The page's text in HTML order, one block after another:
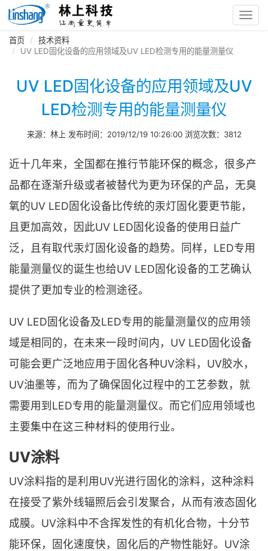
首页
技术资料
UV LED固化设备的应用领域及UV LED检测专用的能量测量仪
UV LED固化设备的应用领域及UV
LED检测专用的能量测量仪
来源：林上 发布时间：2019/12/19 10:26:00 浏览次数：3812
近十几年来，全国都在推行节能环保的概念，很多产
品都在逐渐升级或者被替代为更为环保的产品，无臭
氧的UV LED固化设备比传统的汞灯固化要更节能，
且更加高效，因此UV LED固化设备的使用日益广
泛，且有取代汞灯固化设备的趋势。同样，LED专用
能量测量仪的诞生也给UV LED固化设备的工艺确认
提供了更加专业的检测途径。
UV LED固化设备及LED专用的能量测量仪的应用领
域是相同的，在未来一段时间内，UV LED固化设备
可能会更广泛地应用于固化各种UV涂料，UV胶水，
UV油墨等，而为了确保固化过程中的工艺参数，就
需要用到LED专用的能量测量仪。而它们应用领域也
主要集中在这三种材料的使用行业。
UV涂料
UV涂料指的是利用UV光进行固化的涂料，这种涂料
在接受了紫外线辐照后会引发聚合，从而有液态固化
成膜。UV涂料中不含挥发性的有机化合物，十分节
能环保，固化速度快，固化后的产物性能好。UV涂